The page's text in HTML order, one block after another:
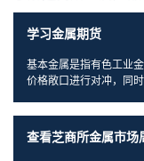
学习金属期货
基本金属是指有色工业
价格敞口进行对冲，同
查看芝商所金属市场